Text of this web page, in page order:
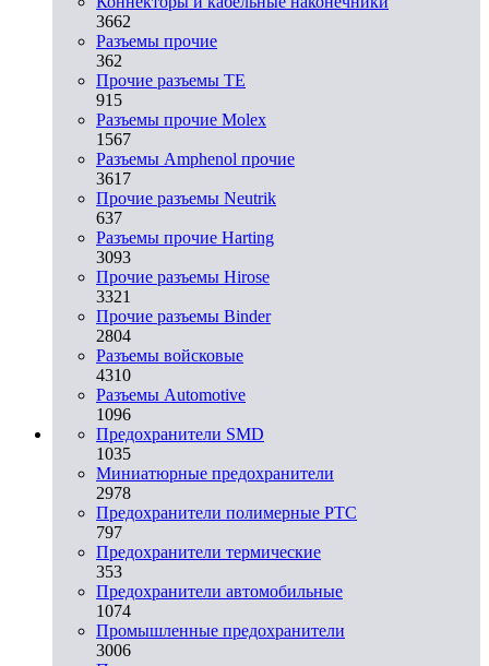
3662
Разъeмы прочие
362
Прочие разъемы TE
915
Разъемы прочие Molex
1567
Разъемы Amphenol прочие
3617
Прочие разъемы Neutrik
637
Разъемы прочие Harting
3093
Прочие разъемы Hirose
3321
Прочие разъемы Binder
2804
Разъемы войсковые
4310
Разъeмы Automotive
1096
Предохранители SMD
1035
Миниатюрные предохранители
2978
Предохранители полимерные PTC
797
Предохранители термические
353
Предохранители автомобильные
1074
Промышленные предохранители
3006